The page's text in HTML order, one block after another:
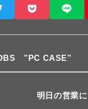
”PC CASE”
明日の営業